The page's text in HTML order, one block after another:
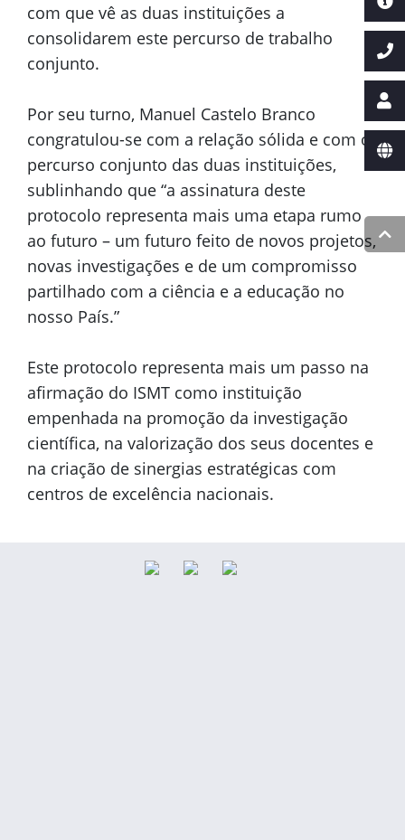
com que vê as duas instituições a
consolidarem este percurso de trabalho
conjunto.
Por seu turno, Manuel Castelo Branco
congratulou-se com a relação sólida e com o
percurso conjunto das duas instituições,
sublinhando que “a assinatura deste
protocolo representa mais uma etapa rumo
ao futuro – um futuro feito de novos projetos,
novas investigações e de um compromisso
partilhado com a ciência e a educação no
nosso País.”
Este protocolo representa mais um passo na
afirmação do ISMT como instituição
empenhada na promoção da investigação
científica, na valorização dos seus docentes e
na criação de sinergias estratégicas com
centros de excelência nacionais.